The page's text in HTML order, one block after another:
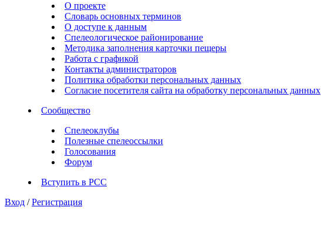
О проекте
Словарь основных терминов
О доступе к данным
Спелеологическое районирование
Методика заполнения карточки пещеры
Работа с графикой
Контакты администраторов
Политика обработки персональных данных
Согласие посетителя сайта на обработку персональных данных
Сообщество
Спелеоклубы
Полезные спелеоссылки
Голосования
Форум
Вступить в РСС
Вход / Регистрация